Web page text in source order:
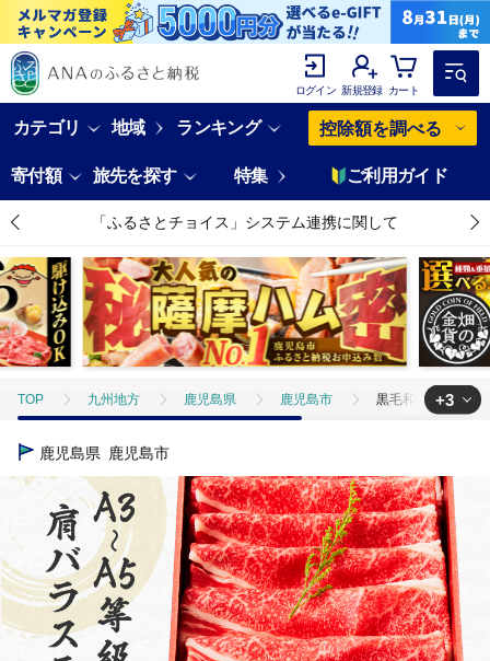
ログイン 新規登録 カート
カテゴリ 地域 ランキング 控除額を調べる
寄付額 旅先を探す 特集 ご利用ガイド
「ふるさとチョイス」システム連携に関して
TOP 九州地方 鹿児島県 鹿児島市 黒毛和牛肩バラス
TOP
TOP 肉 牛肉 すき焼き(牛肉) 黒毛和牛肩バラスライ
肉 しゃぶしゃぶ(牛肉) 黒毛和牛肩バラス
+3
鹿児島県 鹿児島市